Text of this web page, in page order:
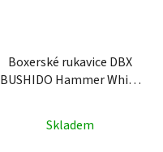
Boxerské rukavice DBX
BUSHIDO Hammer White
Skladem